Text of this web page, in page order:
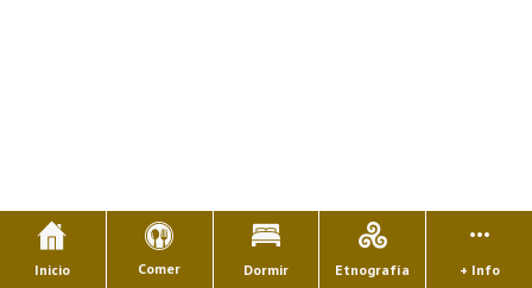
Inicio Comer Dormir Etnografía + Info